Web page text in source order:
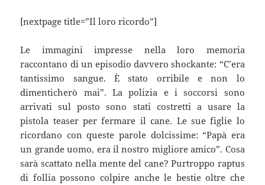
[nextpage title=”Il loro ricordo”]
Le immagini impresse nella loro memoria
raccontano di un episodio davvero shockante: “C’era
tantissimo sangue. È stato orribile e non lo
dimenticherò mai”. La polizia e i soccorsi sono
arrivati sul posto sono stati costretti a usare la
pistola teaser per fermare il cane. Le sue figlie lo
ricordano con queste parole dolcissime: “Papà era
un grande uomo, era il nostro migliore amico”. Cosa
sarà scattato nella mente del cane? Purtroppo raptus
di follia possono colpire anche le bestie oltre che